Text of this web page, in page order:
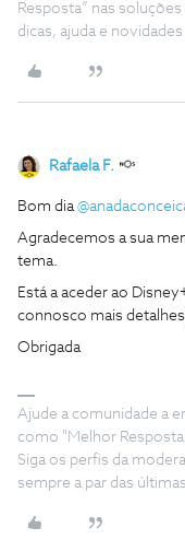
Resposta” nas
dicas, ajuda e
Rafaela F.
Bom dia ​
Agradecemos a sua
tema.
Está a aceder ao
connosco mais
Obrigada
Ajude a comunidade a
como "Melhor
Siga os perfis da
sempre a par das